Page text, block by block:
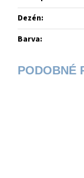
Dezén:
Barva: